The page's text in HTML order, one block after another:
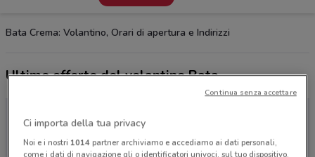
Bata Crema: Volantino, Orari di apertura e Indirizzi
Ultime offerte del volantino Bata
Ci importa della tua privacy
Noi e i nostri 1014partner archiviamo e accediamo ai dati personali,
come i dati di navigazione gli o identificatori univoci, sul tuo dispositivo.
Continua senza accettare